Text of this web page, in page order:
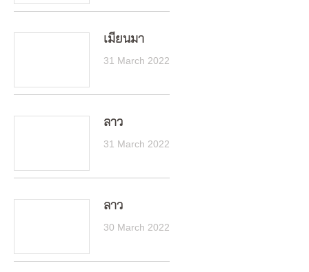
เมียนมา
31 March 2022
ลาว
31 March 2022
ลาว
30 March 2022